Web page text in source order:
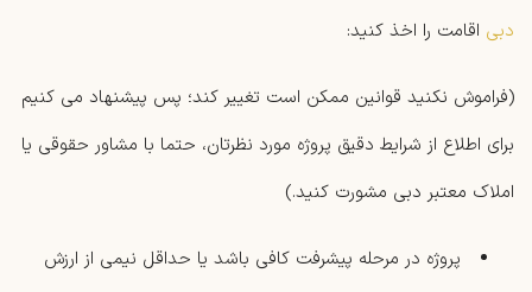
دبی اقامت را اخذ کنید:
(فراموش نکنید قوانین ممکن است تغییر کند؛ پس پیشنهاد می کنیم
برای اطلاع از شرایط دقیق پروژه مورد نظرتان، حتما با مشاور حقوقی یا
املاک معتبر دبی مشورت کنید.)
پروژه در مرحله پیشرفت کافی باشد یا حداقل نیمی از ارزش